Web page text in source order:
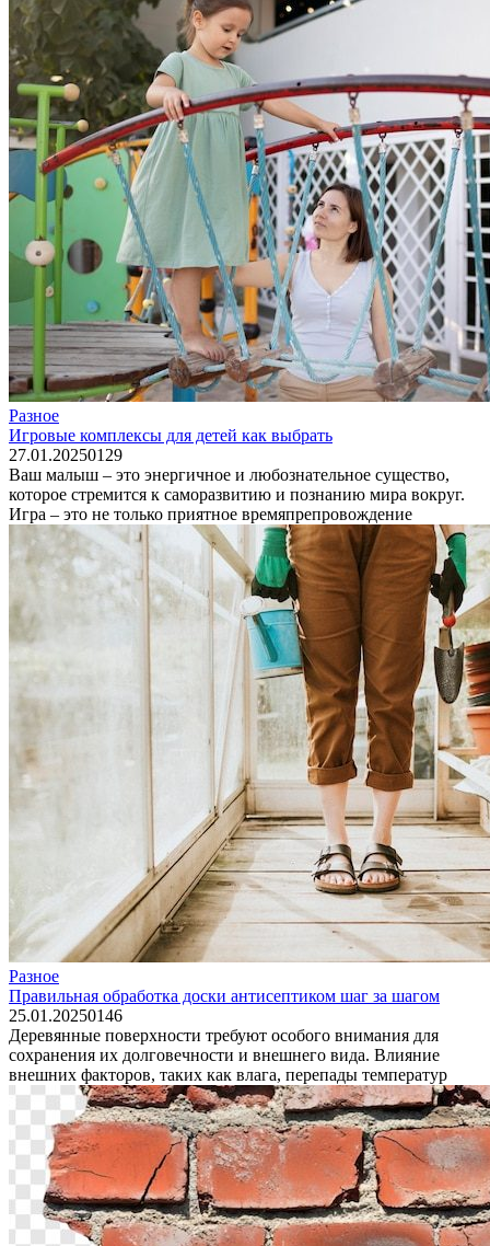
Разное
Игровые комплексы для детей как выбрать
27.01.20250129
Ваш малыш – это энергичное и любознательное существо,
которое стремится к саморазвитию и познанию мира вокруг.
Игра – это не только приятное времяпрепровождение
Разное
Правильная обработка доски антисептиком шаг за шагом
25.01.20250146
Деревянные поверхности требуют особого внимания для
сохранения их долговечности и внешнего вида. Влияние
внешних факторов, таких как влага, перепады температур